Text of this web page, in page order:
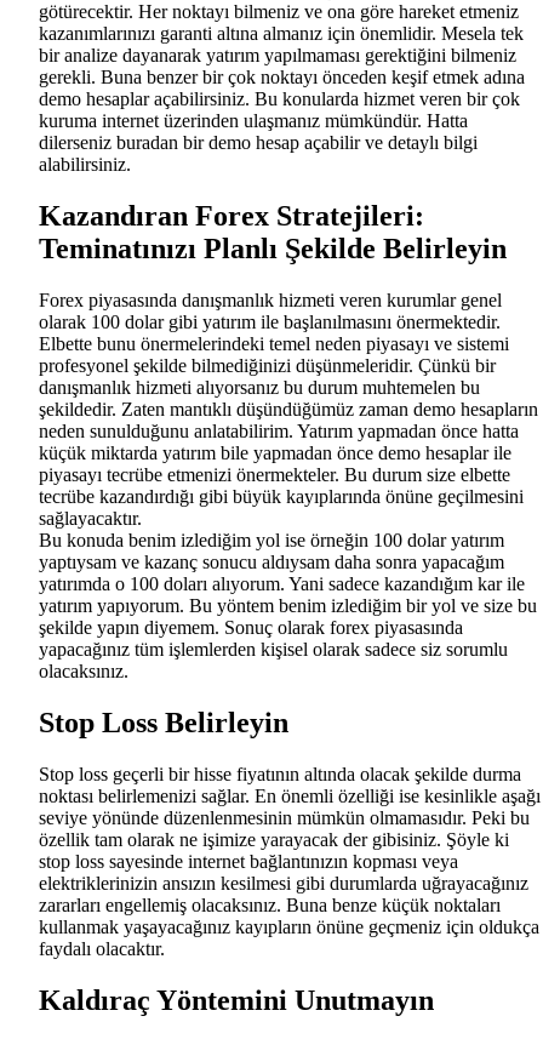
götürecektir. Her noktayı bilmeniz ve ona göre hareket etmeniz
kazanımlarınızı garanti altına almanız için önemlidir. Mesela tek
bir analize dayanarak yatırım yapılmaması gerektiğini bilmeniz
gerekli. Buna benzer bir çok noktayı önceden keşif etmek adına
demo hesaplar açabilirsiniz. Bu konularda hizmet veren bir çok
kuruma internet üzerinden ulaşmanız mümkündür. Hatta
dilerseniz buradan bir demo hesap açabilir ve detaylı bilgi
alabilirsiniz.
Kazandıran Forex Stratejileri:
Teminatınızı Planlı Şekilde Belirleyin
Forex piyasasında danışmanlık hizmeti veren kurumlar genel
olarak 100 dolar gibi yatırım ile başlanılmasını önermektedir.
Elbette bunu önermelerindeki temel neden piyasayı ve sistemi
profesyonel şekilde bilmediğinizi düşünmeleridir. Çünkü bir
danışmanlık hizmeti alıyorsanız bu durum muhtemelen bu
şekildedir. Zaten mantıklı düşündüğümüz zaman demo hesapların
neden sunulduğunu anlatabilirim. Yatırım yapmadan önce hatta
küçük miktarda yatırım bile yapmadan önce demo hesaplar ile
piyasayı tecrübe etmenizi önermekteler. Bu durum size elbette
tecrübe kazandırdığı gibi büyük kayıplarında önüne geçilmesini
sağlayacaktır.
Bu konuda benim izlediğim yol ise örneğin 100 dolar yatırım
yaptıysam ve kazanç sonucu aldıysam daha sonra yapacağım
yatırımda o 100 doları alıyorum. Yani sadece kazandığım kar ile
yatırım yapıyorum. Bu yöntem benim izlediğim bir yol ve size bu
şekilde yapın diyemem. Sonuç olarak forex piyasasında
yapacağınız tüm işlemlerden kişisel olarak sadece siz sorumlu
olacaksınız.
Stop Loss Belirleyin
Stop loss geçerli bir hisse fiyatının altında olacak şekilde durma
noktası belirlemenizi sağlar. En önemli özelliği ise kesinlikle aşağı
seviye yönünde düzenlenmesinin mümkün olmamasıdır. Peki bu
özellik tam olarak ne işimize yarayacak der gibisiniz. Şöyle ki
stop loss sayesinde internet bağlantınızın kopması veya
elektriklerinizin ansızın kesilmesi gibi durumlarda uğrayacağınız
zararları engellemiş olacaksınız. Buna benze küçük noktaları
kullanmak yaşayacağınız kayıpların önüne geçmeniz için oldukça
faydalı olacaktır.
Kaldıraç Yöntemini Unutmayın